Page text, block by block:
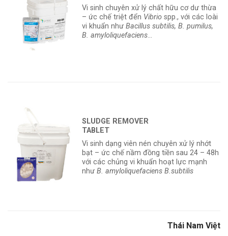
Vi sinh chuyên xử lý chất hữu cơ dư thừa
– ức chế triệt đển Vibrio spp., với các loài
vi khuẩn nhưBacillus subtilis, B. pumilus,
B. amyloliquefaciens…
SLUDGE REMOVER
TABLET
Vi sinh dạng viên nén chuyên xử lý nhớt
bạt – ức chế nầm đồng tiền sau 24 – 48h
với các chủng vi khuẩn hoạt lực mạnh
nhưB. amyloliquefaciens B.subtilis
Thái Nam Việt